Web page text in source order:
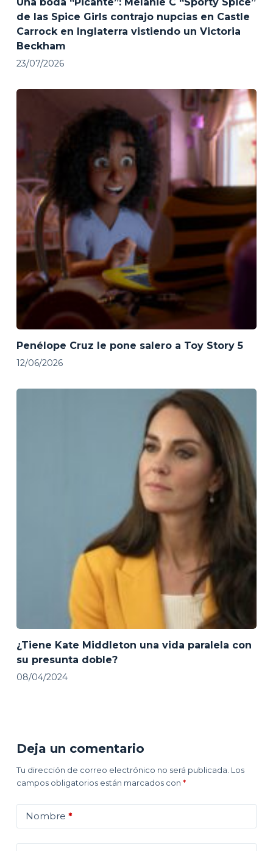
de las Spice Girls contrajo nupcias en Castle
Carrock en Inglaterra vistiendo un Victoria
Beckham
23/07/2026
Penélope Cruz le pone salero a Toy Story 5
12/06/2026
¿Tiene Kate Middleton una vida paralela con
su presunta doble?
08/04/2024
Deja un comentario
Tu dirección de correo electrónico no será publicada. Los
campos obligatorios están marcados con *
Nombre *